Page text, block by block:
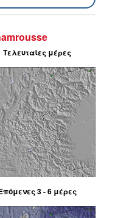
Τελευταίες μέρες
3 - 6 μέρες